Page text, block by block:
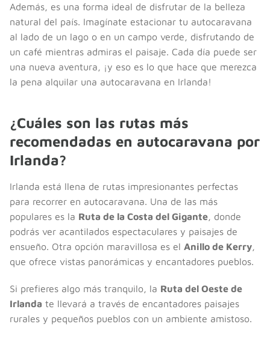
Además, es una forma ideal de disfrutar de la belleza
natural del país. Imagínate estacionar tu autocaravana
al lado de un lago o en un campo verde, disfrutando de
un café mientras admiras el paisaje. Cada día puede ser
una nueva aventura, ¡y eso es lo que hace que merezca
la pena alquilar una autocaravana en Irlanda!
¿Cuáles son las rutas más
recomendadas en autocaravana por
Irlanda?
Irlanda está llena de rutas impresionantes perfectas
para recorrer en autocaravana. Una de las más
populares es la Ruta de la Costa del Gigante, donde
podrás ver acantilados espectaculares y paisajes de
ensueño. Otra opción maravillosa es el Anillo de Kerry,
que ofrece vistas panorámicas y encantadores pueblos.
Si prefieres algo más tranquilo, la Ruta del Oeste de
Irlanda te llevará a través de encantadores paisajes
rurales y pequeños pueblos con un ambiente amistoso.